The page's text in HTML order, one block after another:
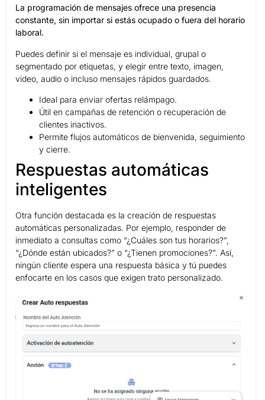
La programación de mensajes ofrece una presencia
constante, sin importar si estás ocupado o fuera del horario
laboral.
Puedes definir si el mensaje es individual, grupal o
segmentado por etiquetas, y elegir entre texto, imagen,
video, audio o incluso mensajes rápidos guardados.
Ideal para enviar ofertas relámpago.
Útil en campañas de retención o recuperación de
clientes inactivos.
Permite flujos automáticos de bienvenida, seguimiento
y cierre.
Respuestas automáticas
inteligentes
Otra función destacada es la creación de respuestas
automáticas personalizadas. Por ejemplo, responder de
inmediato a consultas como “¿Cuáles son tus horarios?”,
“¿Dónde están ubicados?” o “¿Tienen promociones?”. Así,
ningún cliente espera una respuesta básica y tú puedes
enfocarte en los casos que exigen trato personalizado.